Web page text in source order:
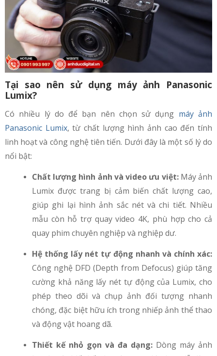
Tại sao nên sử dụng máy ảnh Panasonic
Lumix?
Có nhiều lý do để bạn nên chọn sử dụng máy ảnh
Panasonic Lumix, từ chất lượng hình ảnh cao đến tính
linh hoạt và công nghệ tiên tiến. Dưới đây là một số lý do
nổi bật:
Chất lượng hình ảnh và video ưu việt:Máy ảnh
Lumix được trang bị cảm biến chất lượng cao,
giúp ghi lại hình ảnh sắc nét và chi tiết. Nhiều
mẫu còn hỗ trợ quay video 4K, phù hợp cho cả
quay phim chuyên nghiệp và nghiệp dư.
Hệ thống lấy nét tự động nhanh và chính xác:
Công nghệ DFD (Depth from Defocus) giúp tăng
cường khả năng lấy nét tự động của Lumix, cho
phép theo dõi và chụp ảnh đối tượng nhanh
chóng, đặc biệt hữu ích trong nhiếp ảnh thể thao
và động vật hoang dã.
Thiết kế nhỏ gọn và đa dạng: Dòng máy ảnh